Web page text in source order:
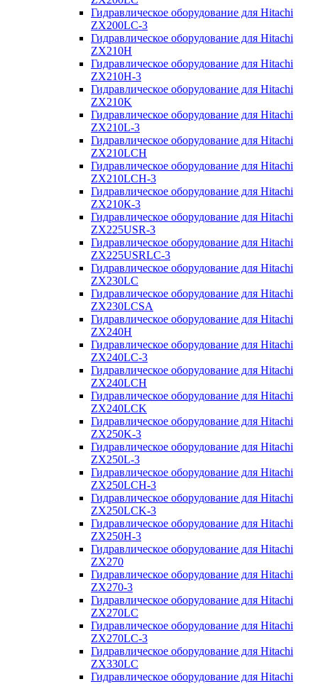
Гидравлическое оборудование для Hitachi
ZX200LC-3
Гидравлическое оборудование для Hitachi
ZX210H
Гидравлическое оборудование для Hitachi
ZX210H-3
Гидравлическое оборудование для Hitachi
ZX210K
Гидравлическое оборудование для Hitachi
ZX210L-3
Гидравлическое оборудование для Hitachi
ZX210LCH
Гидравлическое оборудование для Hitachi
ZX210LCH-3
Гидравлическое оборудование для Hitachi
ZX210К-3
Гидравлическое оборудование для Hitachi
ZX225USR-3
Гидравлическое оборудование для Hitachi
ZX225USRLC-3
Гидравлическое оборудование для Hitachi
ZX230LC
Гидравлическое оборудование для Hitachi
ZX230LCSA
Гидравлическое оборудование для Hitachi
ZX240H
Гидравлическое оборудование для Hitachi
ZX240LC-3
Гидравлическое оборудование для Hitachi
ZX240LCH
Гидравлическое оборудование для Hitachi
ZX240LCK
Гидравлическое оборудование для Hitachi
ZX250K-3
Гидравлическое оборудование для Hitachi
ZX250L-3
Гидравлическое оборудование для Hitachi
ZX250LCH-3
Гидравлическое оборудование для Hitachi
ZX250LCK-3
Гидравлическое оборудование для Hitachi
ZX250Н-3
Гидравлическое оборудование для Hitachi
ZX270
Гидравлическое оборудование для Hitachi
ZX270-3
Гидравлическое оборудование для Hitachi
ZX270LC
Гидравлическое оборудование для Hitachi
ZX270LC-3
Гидравлическое оборудование для Hitachi
ZX330LC
Гидравлическое оборудование для Hitachi